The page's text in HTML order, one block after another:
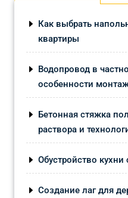
Как выбрать
квартиры
Водопровод в
особенности
Бетонная стяжка
раствора и
Обустройство
Создание лаг для